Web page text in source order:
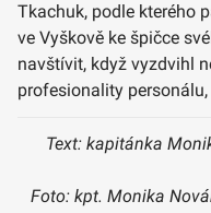
Tkachuk, podle kterého
ve Vyškově ke špičce
navštívit, když vyzdvihl
profesionality
Text: kapitánka
Foto: kpt. Monika